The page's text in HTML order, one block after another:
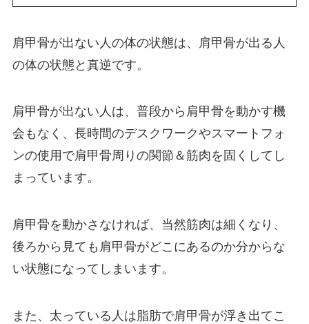
肩甲骨が出ない人の体の状態は、肩甲骨が出る人
の体の状態と真逆です。
肩甲骨が出ない人は、普段から肩甲骨を動かす機
会もなく、長時間のデスクワークやスマートフォ
ンの使用で肩甲骨周りの関節＆筋肉を固くしてし
まっています。
肩甲骨を動かさなければ、当然筋肉は細くなり、
後ろから見ても肩甲骨がどこにあるのか分からな
い状態になってしまいます。
また、太っている人は脂肪で肩甲骨が浮き出てこ